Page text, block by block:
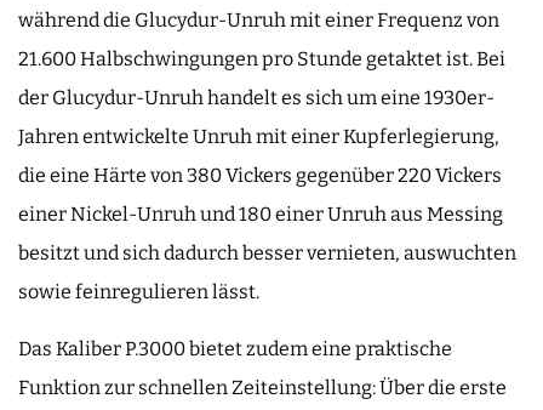
während die Glucydur-Unruh mit einer Frequenz von
21.600 Halbschwingungen pro Stunde getaktet ist. Bei
der Glucydur-Unruh handelt es sich um eine 1930er-
Jahren entwickelte Unruh mit einer Kupferlegierung,
die eine Härte von 380 Vickers gegenüber 220 Vickers
einer Nickel-Unruh und 180 einer Unruh aus Messing
besitzt und sich dadurch besser vernieten, auswuchten
sowie feinregulieren lässt.
Das Kaliber P.3000 bietet zudem eine praktische
Funktion zur schnellen Zeiteinstellung: Über die erste